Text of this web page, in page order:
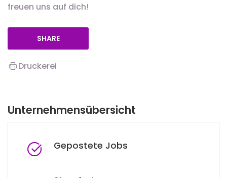
freuen uns auf dich!
SHARE
Druckerei
Unternehmensübersicht
Gepostete Jobs